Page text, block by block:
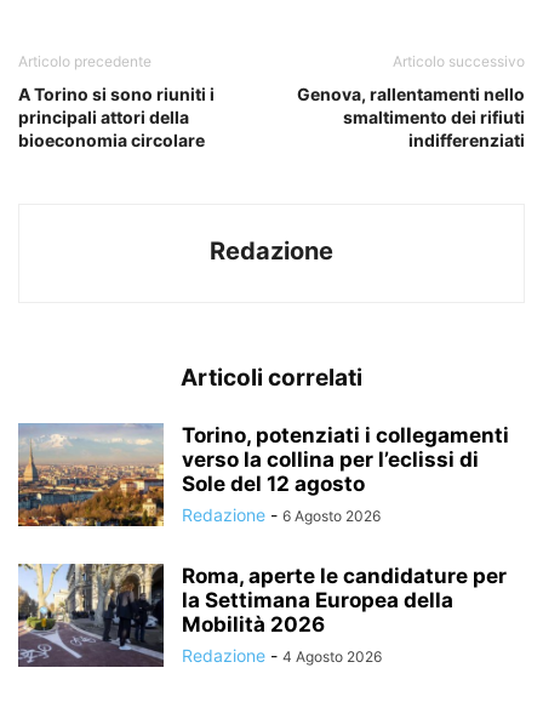
Articolo precedente
A Torino si sono riuniti i
principali attori della
bioeconomia circolare
Articolo successivo
Genova, rallentamenti nello
smaltimento dei rifiuti
indifferenziati
Redazione
Articoli correlati
Torino, potenziati i collegamenti
verso la collina per l’eclissi di
Sole del 12 agosto
Redazione - 6 Agosto 2026
Roma, aperte le candidature per
la Settimana Europea della
Mobilità 2026
Redazione - 4 Agosto 2026